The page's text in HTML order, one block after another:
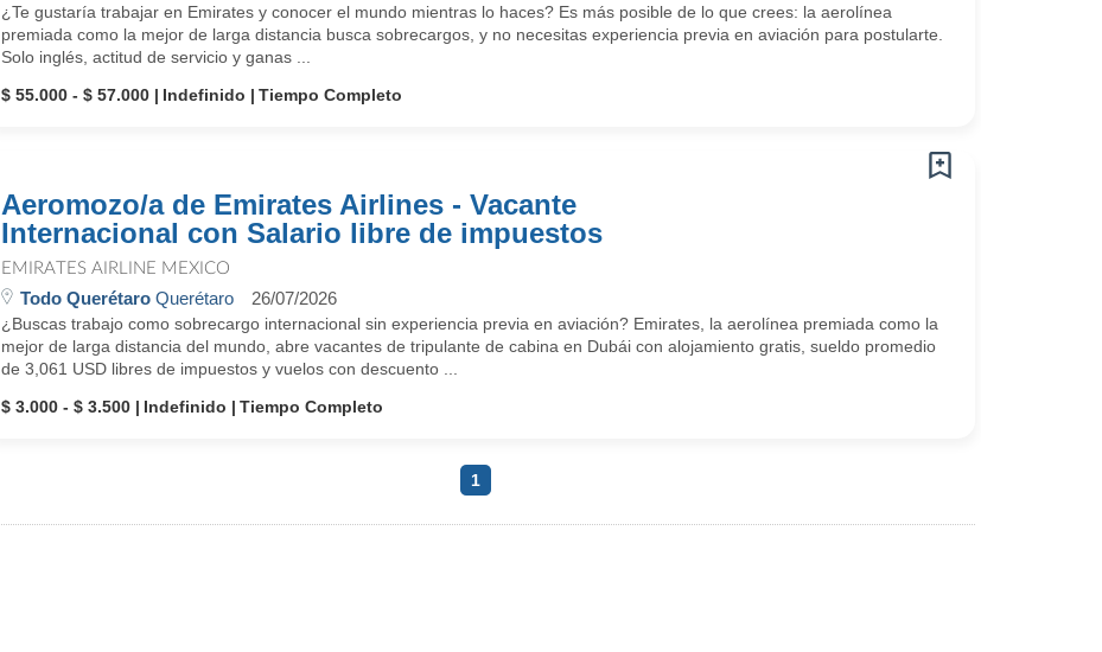
¿Te gustaría trabajar en Emirates y conocer el mundo mientras lo haces? Es más posible de lo que crees: la aerolínea
premiada como la mejor de larga distancia busca sobrecargos, y no necesitas experiencia previa en aviación para postularte.
Solo inglés, actitud de servicio y ganas ...
$ 55.000 - $ 57.000
Indefinido Tiempo Completo
Aeromozo/a de Emirates Airlines - Vacante
Internacional con Salario libre de impuestos
EMIRATES AIRLINE MEXICO
Todo QuerétaroQuerétaro 26/07/2026
¿Buscas trabajo como sobrecargo internacional sin experiencia previa en aviación? Emirates, la aerolínea premiada como la
mejor de larga distancia del mundo, abre vacantes de tripulante de cabina en Dubái con alojamiento gratis, sueldo promedio
de 3,061 USD libres de impuestos y vuelos con descuento ...
$ 3.000 - $ 3.500
Indefinido Tiempo Completo
1